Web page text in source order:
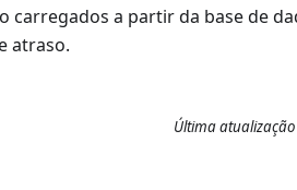
carregados a partir da base de
atraso.
Última atualização